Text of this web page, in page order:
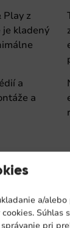
a/
Súhlas
pri
Play z
je kladený
a
a